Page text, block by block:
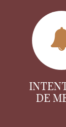
DE